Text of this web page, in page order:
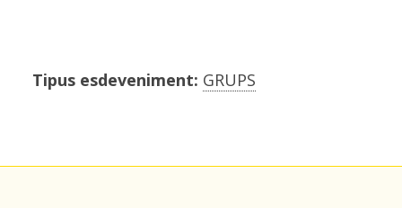
Tipus esdeveniment: GRUPS